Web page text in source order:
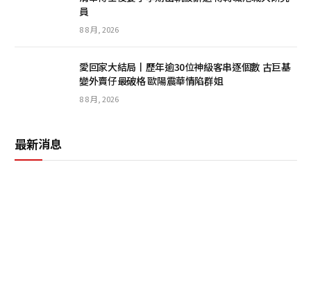
員
8 8 月, 2026
愛回家大結局丨歷年逾30位神級客串逐個數 古巨基
變外賣仔最破格 歐陽震華情陷群姐
8 8 月, 2026
最新消息